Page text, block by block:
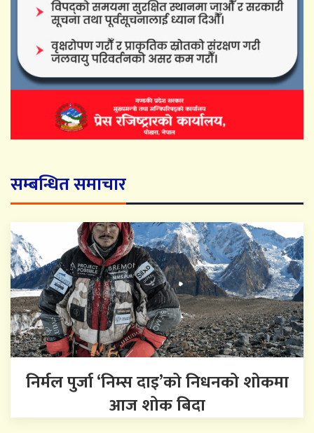
सम्बन्धित समाचार
निर्मल पुर्जा ‘निम्स दाइ’को निधनको शोकमा
आज शोक बिदा